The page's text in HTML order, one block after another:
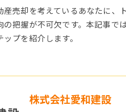
産売却を考えているあなたに
把握が不可欠です。本記事
プを紹介します。
株式会社愛和建設